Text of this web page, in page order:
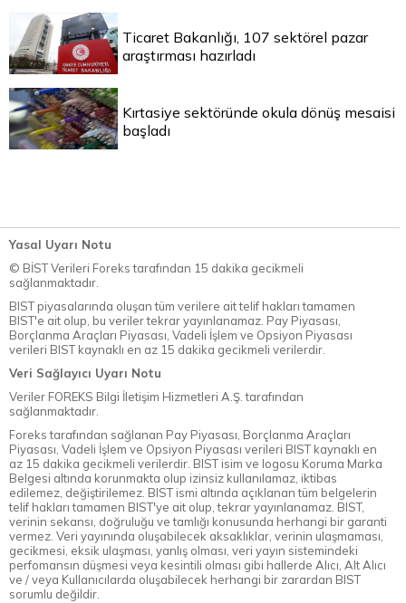
Ticaret Bakanlığı, 107 sektörel pazar
araştırması hazırladı
Kırtasiye sektöründe okula dönüş mesaisi
başladı
Yasal Uyarı Notu
© BİST Verileri Foreks tarafından 15 dakika gecikmeli
sağlanmaktadır.
BIST piyasalarında oluşan tüm verilere ait telif hakları tamamen
BIST'e ait olup, bu veriler tekrar yayınlanamaz. Pay Piyasası,
Borçlanma Araçları Piyasası, Vadeli İşlem ve Opsiyon Piyasası
verileri BIST kaynaklı en az 15 dakika gecikmeli verilerdir.
Veri Sağlayıcı Uyarı Notu
Veriler FOREKS Bilgi İletişim Hizmetleri A.Ş. tarafından
sağlanmaktadır.
Foreks tarafından sağlanan Pay Piyasası, Borçlanma Araçları
Piyasası, Vadeli İşlem ve Opsiyon Piyasası verileri BIST kaynaklı en
az 15 dakika gecikmeli verilerdir. BIST isim ve logosu Koruma Marka
Belgesi altında korunmakta olup izinsiz kullanılamaz, iktibas
edilemez, değiştirilemez. BIST ismi altında açıklanan tüm belgelerin
telif hakları tamamen BIST'ye ait olup, tekrar yayınlanamaz. BIST,
verinin sekansı, doğruluğu ve tamlığı konusunda herhangi bir garanti
vermez. Veri yayınında oluşabilecek aksaklıklar, verinin ulaşmaması,
gecikmesi, eksik ulaşması, yanlış olması, veri yayın sistemindeki
perfomansın düşmesi veya kesintili olması gibi hallerde Alıcı, Alt Alıcı
ve / veya Kullanıcılarda oluşabilecek herhangi bir zarardan BIST
sorumlu değildir.